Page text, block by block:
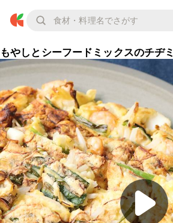
もやしとシーフードミックスのチヂミ